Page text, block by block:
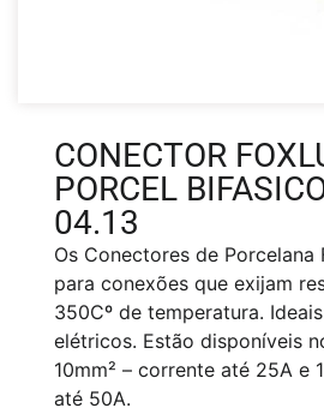
CONECTOR
PORCEL
04.13
Os Conectores de Porcelana
para conexões que exijam
350Cº de temperatura.
elétricos. Estão disponíveis
10mm² – corrente até 25A e
até 50A.